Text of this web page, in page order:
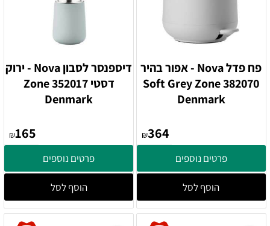
פח פדל Nova - אפור בהיר
382070 Soft Grey Zone
Denmark
₪364
פרטים נוספים
הוסף לסל
דיספנסר לסבון Nova - ירוק
דסטי 352017 Zone
Denmark
₪165
פרטים נוספים
הוסף לסל